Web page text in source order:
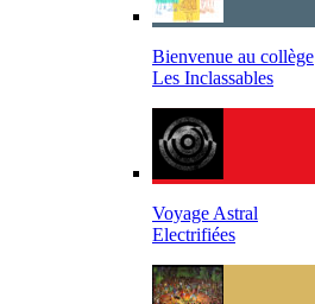
Bienvenue au collège
Les Inclassables
Voyage Astral
Electrifiées